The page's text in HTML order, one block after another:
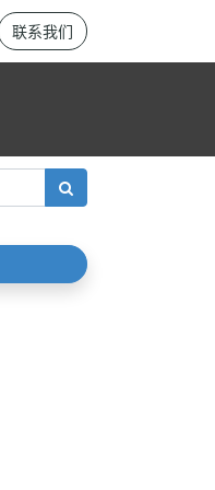
联系我们